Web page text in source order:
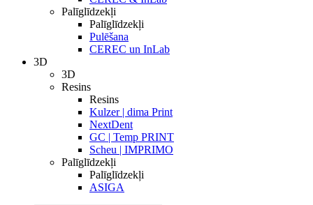
Palīglīdzekļi
Palīglīdzekļi
Pulēšana
CEREC un InLab
3D
3D
Resins
Resins
Kulzer | dima Print
NextDent
GC | Temp PRINT
Scheu | IMPRIMO
Palīglīdzekļi
Palīglīdzekļi
ASIGA